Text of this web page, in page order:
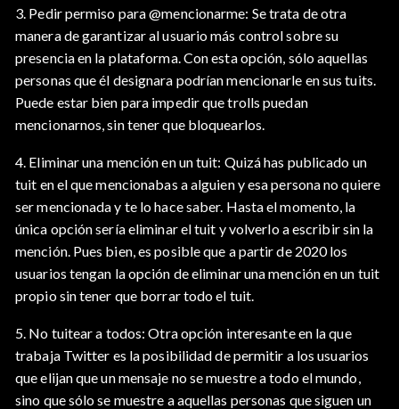
3. Pedir permiso para @mencionarme: Se trata de otra
manera de garantizar al usuario más control sobre su
presencia en la plataforma. Con esta opción, sólo aquellas
personas que él designara podrían mencionarle en sus tuits.
Puede estar bien para impedir que trolls puedan
mencionarnos, sin tener que bloquearlos.
4. Eliminar una mención en un tuit: Quizá has publicado un
tuit en el que mencionabas a alguien y esa persona no quiere
ser mencionada y te lo hace saber. Hasta el momento, la
única opción sería eliminar el tuit y volverlo a escribir sin la
mención. Pues bien, es posible que a partir de 2020 los
usuarios tengan la opción de eliminar una mención en un tuit
propio sin tener que borrar todo el tuit.
5. No tuitear a todos: Otra opción interesante en la que
trabaja Twitter es la posibilidad de permitir a los usuarios
que elijan que un mensaje no se muestre a todo el mundo,
sino que sólo se muestre a aquellas personas que siguen un